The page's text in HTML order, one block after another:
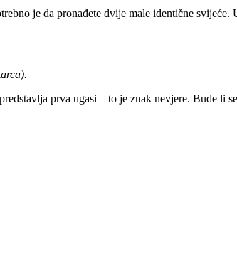
je da pronađete dvije male identične
prva ugasi – to je znak nevjere. Bude li